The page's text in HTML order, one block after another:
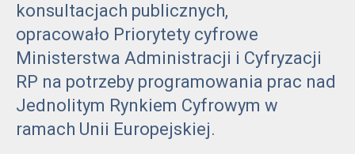
konsultacjach publicznych,
opracowało Priorytety cyfrowe
Ministerstwa Administracji i Cyfryzacji
RP na potrzeby programowania prac nad
Jednolitym Rynkiem Cyfrowym w
ramach Unii Europejskiej.